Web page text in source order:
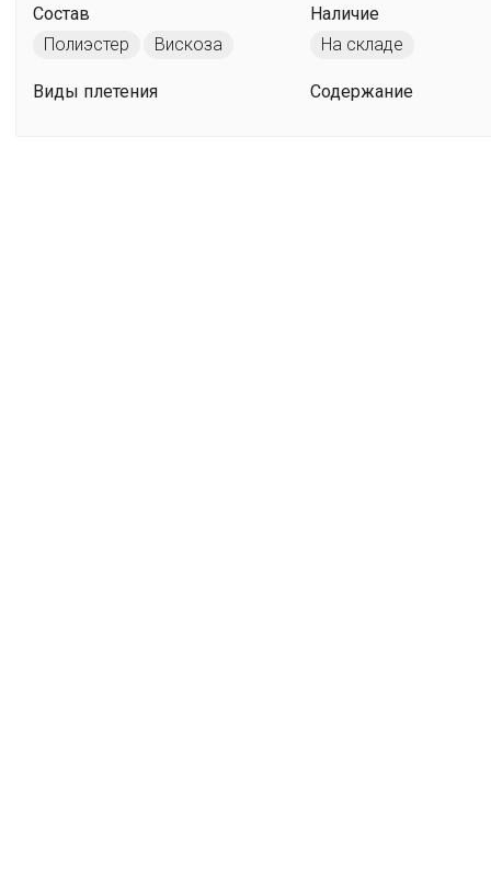
Состав
Полиэстер
Вискоза
Наличие
На складе
Виды плетения Содержание